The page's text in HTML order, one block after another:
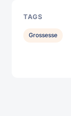
TAGS
Grossesse